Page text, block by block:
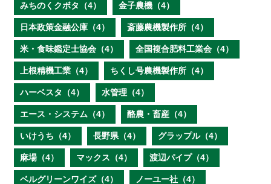
みちのくクボタ（4） 金子農機（4）
日本政策金融公庫（4） 斎藤農機製作所（4）
米・食味鑑定士協会（4） 全国複合肥料工業会（4）
上根精機工業（4） ちくし号農機製作所（4）
ハーベスタ（4） 水管理（4）
エース・システム（4） 酪農・畜産（4）
いけうち（4） 長野県（4） グラップル（4）
麻場（4） マックス（4） 渡辺パイプ（4）
ベルグリーンワイズ（4） ノーユー社（4）